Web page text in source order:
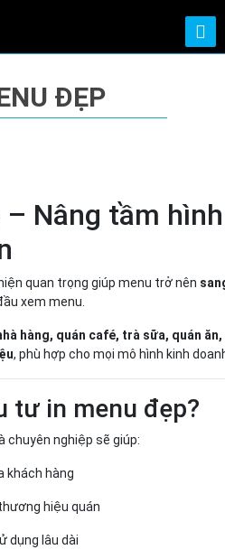
ĐẸP
– Nâng tầm
quan trọng giúp menu trở nên
xem menu.
hàng, quán café, trà sữa, quán
, phù hợp cho mọi mô hình kinh
tư in menu đẹp?
chuyên nghiệp sẽ giúp:
khách hàng
hiệu quán
dụng lâu dài